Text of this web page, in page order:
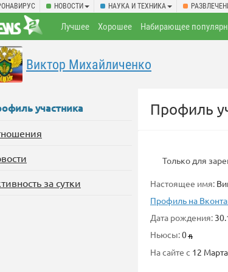
НОВОСТИ НАУКА И ТЕХНИКА
Лучшее Хорошее Набирающее
Виктор Михайличенко
участника
за сутки
Профиль
Только для
Настоящее имя:
Профиль на
Дата рождения:
Ньюсы:0
На сайте с 12